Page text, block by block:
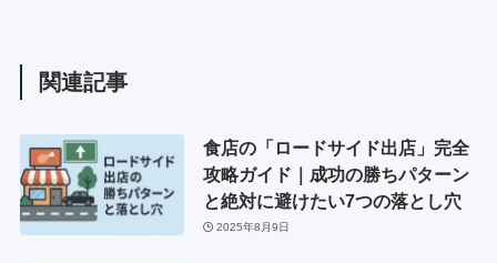
関連記事
食店の「ロードサイド出店」完全
攻略ガイド｜成功の勝ちパターン
と絶対に避けたい7つの落とし穴
2025年8月9日